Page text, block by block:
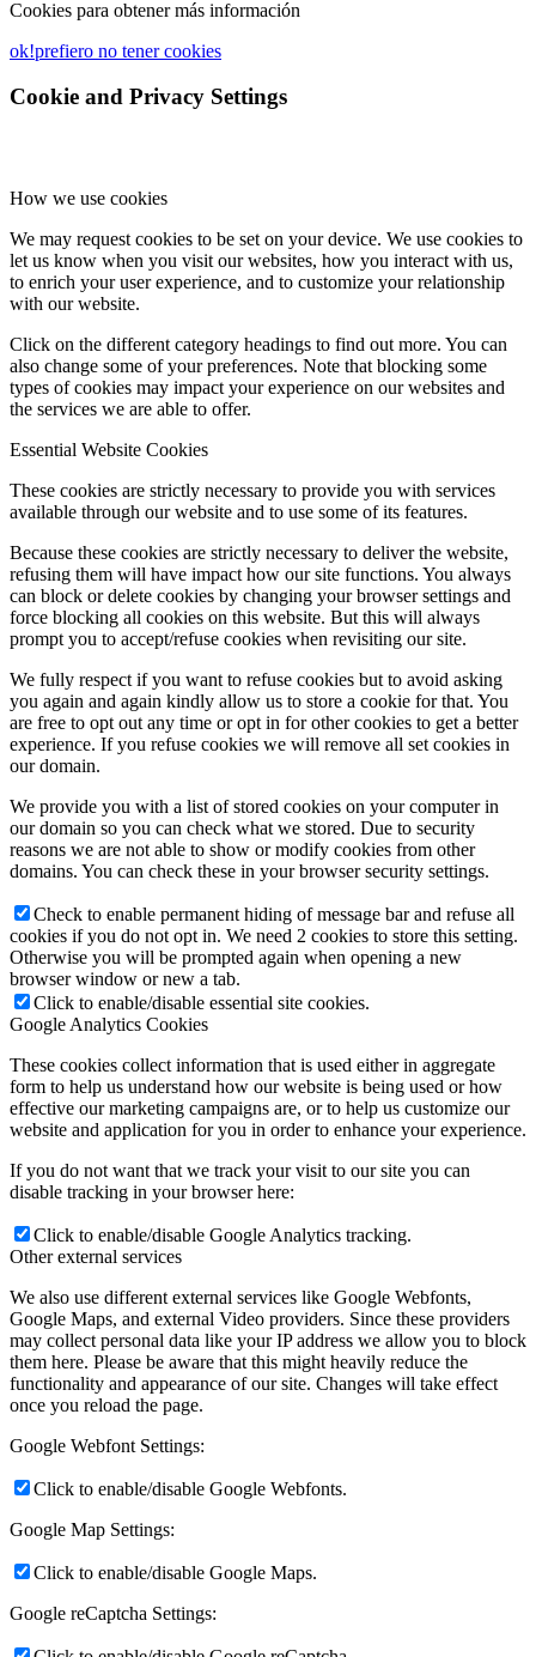
Cookies para obtener más información
ok!prefiero no tener cookies
Cookie and Privacy Settings
How we use cookies
We may request cookies to be set on your device. We use cookies to
let us know when you visit our websites, how you interact with us,
to enrich your user experience, and to customize your relationship
with our website.
Click on the different category headings to find out more. You can
also change some of your preferences. Note that blocking some
types of cookies may impact your experience on our websites and
the services we are able to offer.
Essential Website Cookies
These cookies are strictly necessary to provide you with services
available through our website and to use some of its features.
Because these cookies are strictly necessary to deliver the website,
refusing them will have impact how our site functions. You always
can block or delete cookies by changing your browser settings and
force blocking all cookies on this website. But this will always
prompt you to accept/refuse cookies when revisiting our site.
We fully respect if you want to refuse cookies but to avoid asking
you again and again kindly allow us to store a cookie for that. You
are free to opt out any time or opt in for other cookies to get a better
experience. If you refuse cookies we will remove all set cookies in
our domain.
We provide you with a list of stored cookies on your computer in
our domain so you can check what we stored. Due to security
reasons we are not able to show or modify cookies from other
domains. You can check these in your browser security settings.
Check to enable permanent hiding of message bar and refuse all
cookies if you do not opt in. We need 2 cookies to store this setting.
Otherwise you will be prompted again when opening a new
browser window or new a tab.
Click to enable/disable essential site cookies.
Google Analytics Cookies
These cookies collect information that is used either in aggregate
form to help us understand how our website is being used or how
effective our marketing campaigns are, or to help us customize our
website and application for you in order to enhance your experience.
If you do not want that we track your visit to our site you can
disable tracking in your browser here:
Click to enable/disable Google Analytics tracking.
Other external services
We also use different external services like Google Webfonts,
Google Maps, and external Video providers. Since these providers
may collect personal data like your IP address we allow you to block
them here. Please be aware that this might heavily reduce the
functionality and appearance of our site. Changes will take effect
once you reload the page.
Google Webfont Settings:
Click to enable/disable Google Webfonts.
Google Map Settings:
Click to enable/disable Google Maps.
Google reCaptcha Settings: